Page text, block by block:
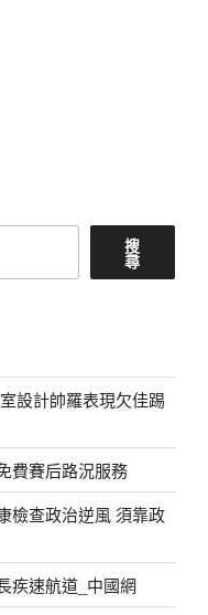
搜
尋
設計帥羅表現欠佳踢
費賽后路況服務
檢查政治逆風 須靠政
疾速航道_中國網